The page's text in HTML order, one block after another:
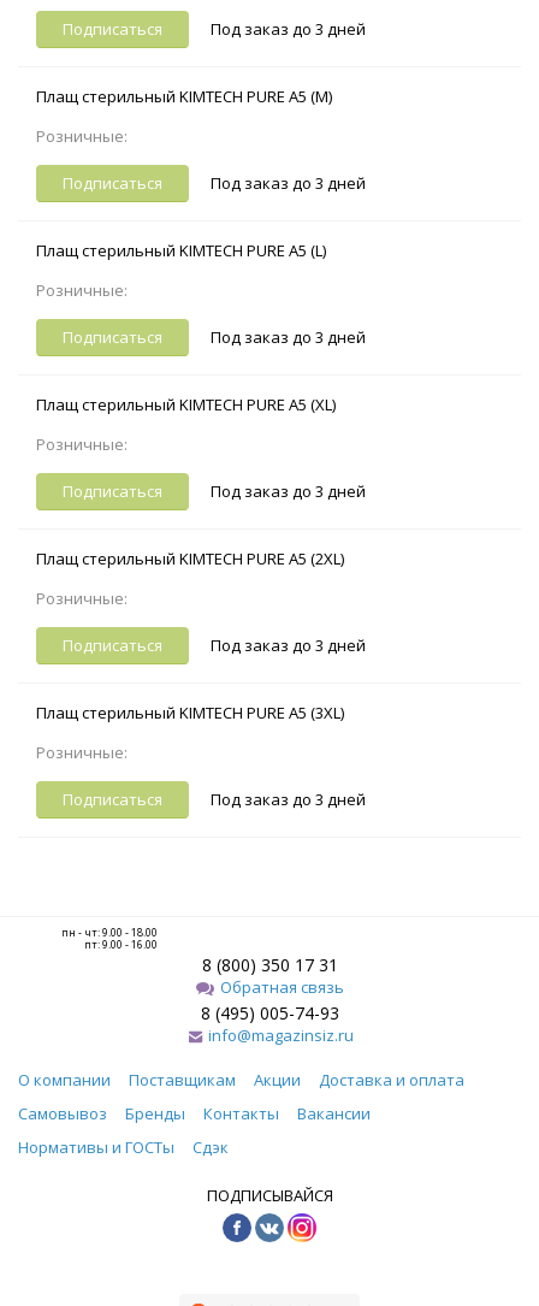
Подписаться Под заказ до 3 дней
Плащ стерильный KIMTECH PURE A5 (M)
Розничные:
Подписаться Под заказ до 3 дней
Плащ стерильный KIMTECH PURE A5 (L)
Розничные:
Подписаться Под заказ до 3 дней
Плащ стерильный KIMTECH PURE A5 (XL)
Розничные:
Подписаться Под заказ до 3 дней
Плащ стерильный KIMTECH PURE A5 (2XL)
Розничные:
Подписаться Под заказ до 3 дней
Плащ стерильный KIMTECH PURE A5 (3XL)
Розничные:
Подписаться Под заказ до 3 дней
пн - чт: 9.00 - 18.00
пт: 9.00 - 16.00
8 (800) 350 17 31
Обратная связь
8 (495) 005-74-93
info@magazinsiz.ru
О компании Поставщикам Акции
Доставка и оплата
Самовывоз
Бренды Контакты
Вакансии
Нормативы и ГОСТы
Сдэк
ПОДПИСЫВАЙСЯ